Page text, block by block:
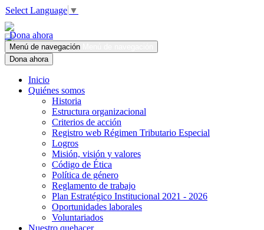
Select Language ▼
Dona ahora
Menú de navegación
Dona ahora
Inicio
Quiénes somos
Historia
Estructura organizacional
Criterios de acción
Registro web Régimen Tributario Especial
Logros
Misión, visión y valores
Código de Ética
Política de género
Reglamento de trabajo
Plan Estratégico Institucional 2021 - 2026
Oportunidades laborales
Voluntariados